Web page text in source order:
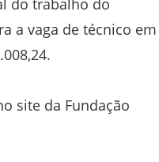
do trabalho do
a vaga de técnico em
site da Fundação